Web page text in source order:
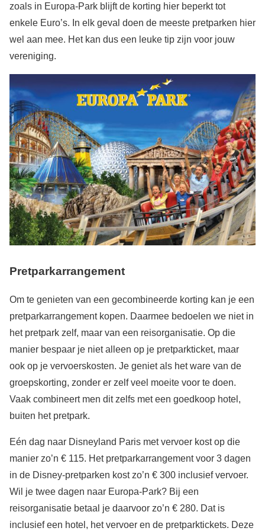
zoals in Europa-Park blijft de korting hier beperkt tot
enkele Euro’s. In elk geval doen de meeste pretparken hier
wel aan mee. Het kan dus een leuke tip zijn voor jouw
vereniging.
Pretparkarrangement
Om te genieten van een gecombineerde korting kan je een
pretparkarrangement kopen. Daarmee bedoelen we niet in
het pretpark zelf, maar van een reisorganisatie. Op die
manier bespaar je niet alleen op je pretparkticket, maar
ook op je vervoerskosten. Je geniet als het ware van de
groepskorting, zonder er zelf veel moeite voor te doen.
Vaak combineert men dit zelfs met een goedkoop hotel,
buiten het pretpark.
Eén dag naar Disneyland Paris met vervoer kost op die
manier zo’n € 115. Het pretparkarrangement voor 3 dagen
in de Disney-pretparken kost zo’n € 300 inclusief vervoer.
Wil je twee dagen naar Europa-Park? Bij een
reisorganisatie betaal je daarvoor zo’n € 280. Dat is
inclusief een hotel, het vervoer en de pretparktickets. Deze